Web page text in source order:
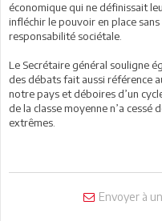
économique qui ne définissait
infléchir le pouvoir en place
responsabilité sociétale.
Le Secrétaire général souligne
des débats fait aussi référence
notre pays et déboires d’un
de la classe moyenne n’a cessé
extrêmes.
Envoyer à